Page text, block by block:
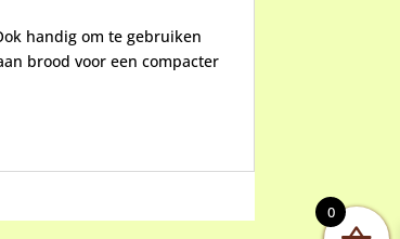
handig om te gebruiken
brood voor een compacter
0